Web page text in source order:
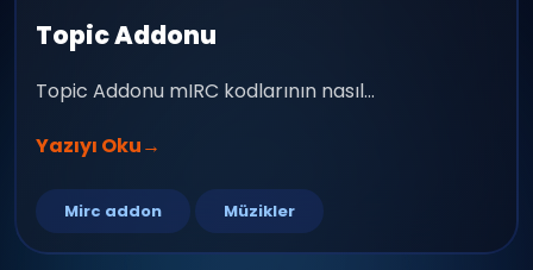
Topic Addonu
Topic Addonu mIRC kodlarının nasıl...
Yazıyı Oku→
Mirc addon Müzikler